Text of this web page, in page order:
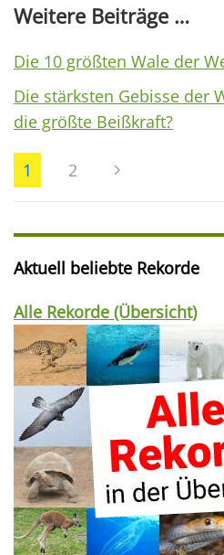
Weitere Beiträge …
Die 10 größten Wale der
Die stärksten Gebisse der
die größte Beißkraft?
1 2
Aktuell beliebte Rekorde
Alle Rekorde (Übersicht)